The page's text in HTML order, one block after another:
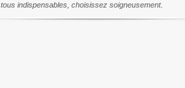
tous indispensables, choisissez soigneusement.